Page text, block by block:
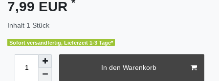
7,99 EUR
Inhalt 1 Stück
Sofort versandfertig, Lieferzeit 1-3 Tage*
In den Warenkorb